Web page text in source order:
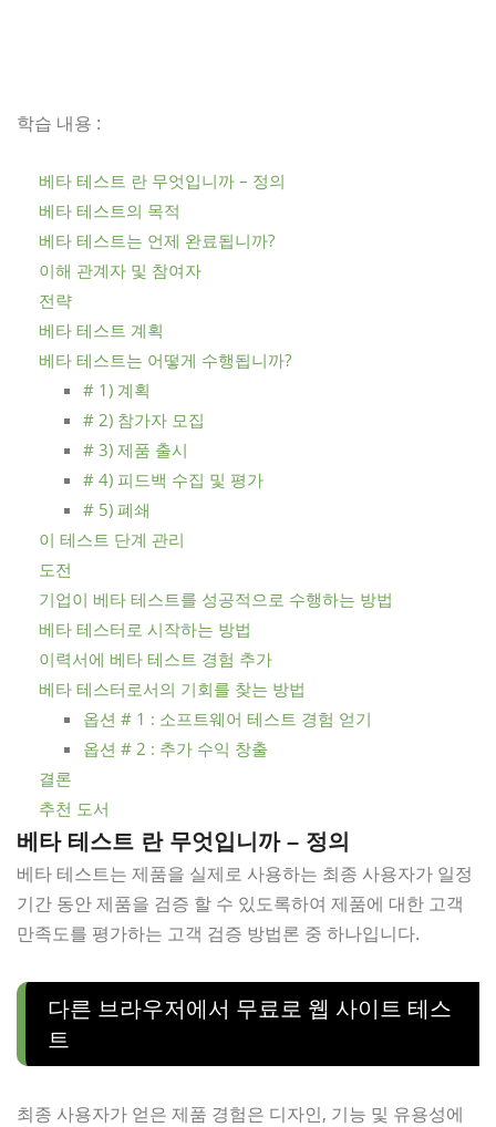
학습 내용 :
베타 테스트 란 무엇입니까 – 정의
베타 테스트의 목적
베타 테스트는 언제 완료됩니까?
이해 관계자 및 참여자
전략
베타 테스트 계획
베타 테스트는 어떻게 수행됩니까?
# 1) 계획
# 2) 참가자 모집
# 3) 제품 출시
# 4) 피드백 수집 및 평가
# 5) 폐쇄
이 테스트 단계 관리
도전
기업이 베타 테스트를 성공적으로 수행하는 방법
베타 테스터로 시작하는 방법
이력서에 베타 테스트 경험 추가
베타 테스터로서의 기회를 찾는 방법
옵션 # 1 : 소프트웨어 테스트 경험 얻기
옵션 # 2 : 추가 수익 창출
결론
추천 도서
베타 테스트 란 무엇입니까 – 정의
베타 테스트는 제품을 실제로 사용하는 최종 사용자가 일정
기간 동안 제품을 검증 할 수 있도록하여 제품에 대한 고객
만족도를 평가하는 고객 검증 방법론 중 하나입니다.
다른 브라우저에서 무료로 웹 사이트 테스
트
최종 사용자가 얻은 제품 경험은 디자인, 기능 및 유용성에